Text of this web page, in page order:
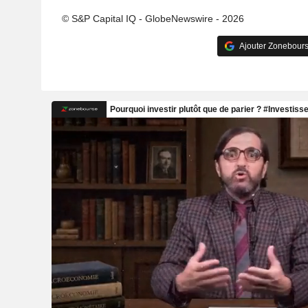
© S&P Capital IQ - GlobeNewswire - 2026
Ajouter